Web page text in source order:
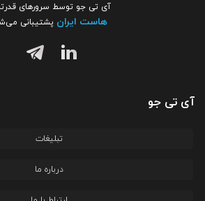
آی تی جو توسط سرورهای
هاست ایران پشتیبانی
آی تی جو
تبلیغات
درباره ما